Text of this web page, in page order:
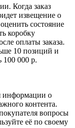
Когда заказ
извещение о
состояние
коробку
оплаты заказа.
10 позиций и
100 000 р.
информации о
контента.
вопросы
её по своему